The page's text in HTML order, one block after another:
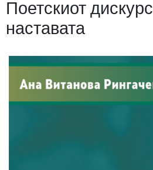
Поетскиот
наставата